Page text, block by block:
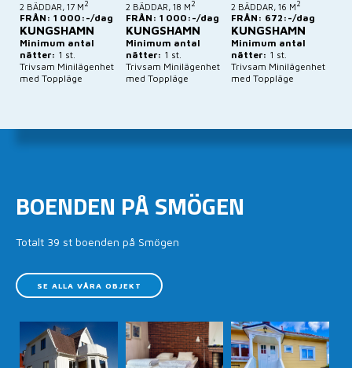
2 BÄDDAR, 17 M2
FRÅN: 1 000:-/dag
KUNGSHAMN
Minimum antal
nätter: 1 st.
Trivsam Minilägenhet
med Toppläge
2 BÄDDAR, 18 M2
FRÅN: 1 000:-/dag
KUNGSHAMN
Minimum antal
nätter: 1 st.
Trivsam Minilägenhet
med Toppläge
2 BÄDDAR, 16 M2
FRÅN: 672:-/dag
KUNGSHAMN
Minimum antal
nätter: 1 st.
Trivsam Minilägenhet
med Toppläge
BOENDEN PÅ SMÖGEN
Totalt 39 st boenden på Smögen
SE ALLA VÅRA OBJEKT